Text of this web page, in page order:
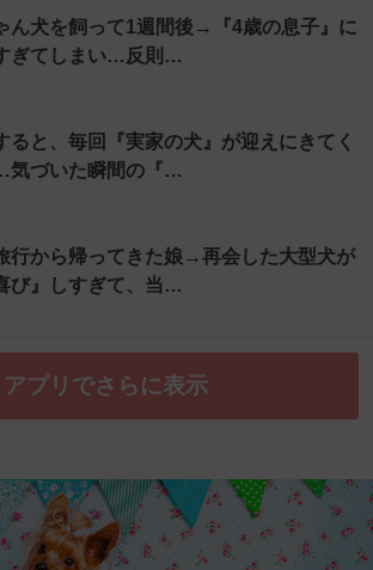
ん犬を飼って1週間後→『4歳の息子』に
ぎてしまい…反則…
ると、毎回『実家の犬』が迎えにきてく
気づいた瞬間の『…
行から帰ってきた娘→再会した大型犬が
び』しすぎて、当…
アプリでさらに表示